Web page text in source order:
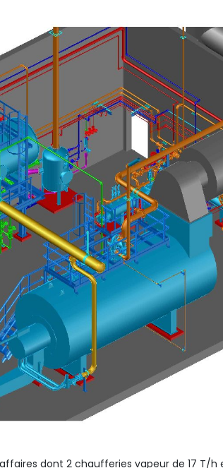
dont 2 chaufferies vapeur de 17 T/h